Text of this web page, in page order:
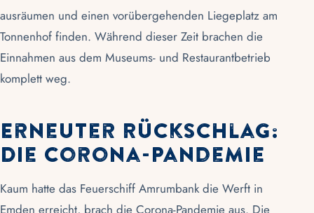
ausräumen und einen vorübergehenden Liegeplatz am
Tonnenhof finden. Während dieser Zeit brachen die
Einnahmen aus dem Museums- und Restaurantbetrieb
komplett weg.
Erneuter Rückschlag:
Die Corona-Pandemie
Kaum hatte das Feuerschiff Amrumbankdie Werft in
Emden erreicht, brach die Corona-Pandemie aus. Die